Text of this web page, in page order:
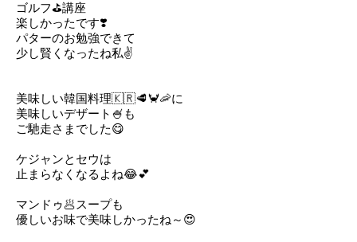
ゴルフ⛳講座
楽しかったです❣️
パターのお勉強できて
少し賢くなったね私✌️
美味しい韓国料理🇰🇷🥩🦀🦐に
美味しいデザート🍧も
ご馳走さまでした😋
ケジャンとセウは
止まらなくなるよね😂‪💕︎︎
マンドゥ🥟スープも
優しいお味で美味しかったね～😍